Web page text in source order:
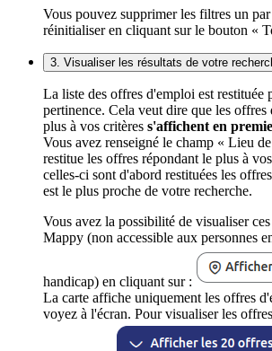
Vous pouvez supprimer les filtres un
réinitialiser en cliquant sur le bouton «
3. Visualiser les résultats de votre
La liste des offres d'emploi est restituée
pertinence. Cela veut dire que les
plus à vos critères s'affichent en
Vous avez renseigné le champ « Lieu
restitue les offres répondant le plus à
celles-ci sont d'abord restituées les
est le plus proche de votre recherche.
Vous avez la possibilité de visualiser
Mappy (non accessible aux personnes
handicap) en cliquant sur :
La carte affiche uniquement les offres
voyez à l'écran. Pour visualiser les